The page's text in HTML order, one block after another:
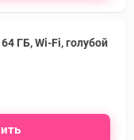
ГБ, Wi-Fi, голубой